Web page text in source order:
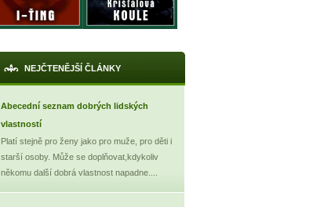
X
NEJČTENĚJŠÍ ČLÁNKY
Abecední seznam dobrých lidských
vlastností
Platí stejně pro ženy jako pro muže, pro děti i
starší osoby. Může se doplňovat,kdykoliv
někomu další dobrá vlastnost napadne....